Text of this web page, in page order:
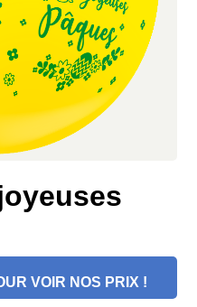
VOIR NOS PRIX !